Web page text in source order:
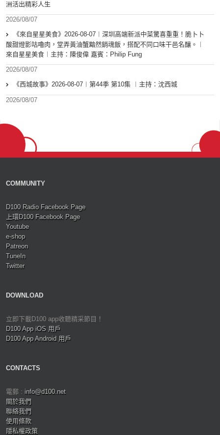
洲活出精彩人生
2026/08/07
《來自星星美食》2026-08-07︱深圳高端新派中菜驚喜重重！脆卜卜
酸甜燈影咕嚕肉，堂弄黃油蟹黯然銷魂飯，搭配不同口味干邑名釀。︱
來自星星美食︱主持：陳俊偉 嘉賓：Philip Fung
2026/08/07
《西城故事》2026-08-07︱第44季 第10集 ︱主持：沈西城
2026/08/07
COMMUNITY
D100 Radio Facebook Page
上環D100 Facebook Page
Youtube
e-shop
Patreon
TuneIn
Twitter
DOWNLOAD
立即下載D100 app收聽精采節目！
D100 App iOS 用戶
D100 App Android 用戶
CONTACTS
電郵 : info@d100.net
關於我們
聯絡我們
使用條款
隱私權政策